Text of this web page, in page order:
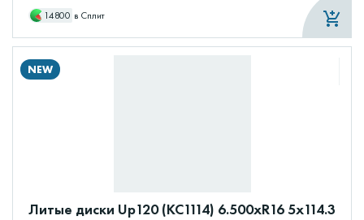
14800 в Сплит
NEW
Литые диски Up120 (КС1114) 6.500xR16 5x114.3